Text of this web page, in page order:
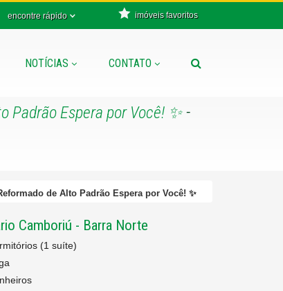
encontre rápido imóveis favoritos
NOTÍCIAS CONTATO
Padrão Espera por Você! ✨-
de Alto Padrão Espera por Você! ✨
Camboriú - Barra Norte
(1 suíte)